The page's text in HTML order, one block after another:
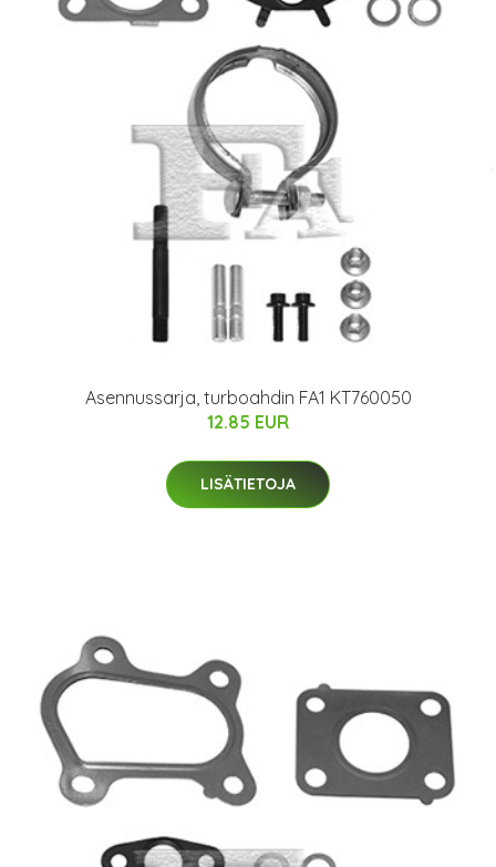
Asennussarja, turboahdin FA1 KT760050
12.85 EUR
LISÄTIETOJA